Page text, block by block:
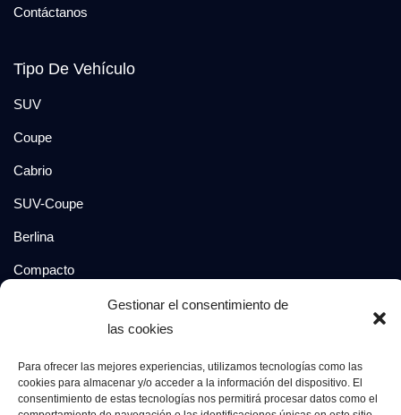
Gestionar el consentimiento de
las cookies
Para ofrecer las mejores experiencias, utilizamos tecnologías como las
cookies para almacenar y/o acceder a la información del dispositivo. El
consentimiento de estas tecnologías nos permitirá procesar datos como el
Contáctanos
Tipo De Vehículo
SUV
Coupe
Cabrio
SUV-Coupe
Berlina
Compacto
© 2026 Grupo Luxury Cars. Todos los derechos